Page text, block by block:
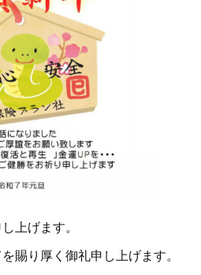
上げます。
賜り厚く御礼申し上げます。